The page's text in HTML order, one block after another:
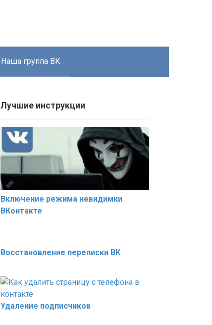
Наша группа ВК
Лучшие инструкции
Включение режима невидимки
ВКонтакте
Восстановление переписки ВК
Удаление подписчиков